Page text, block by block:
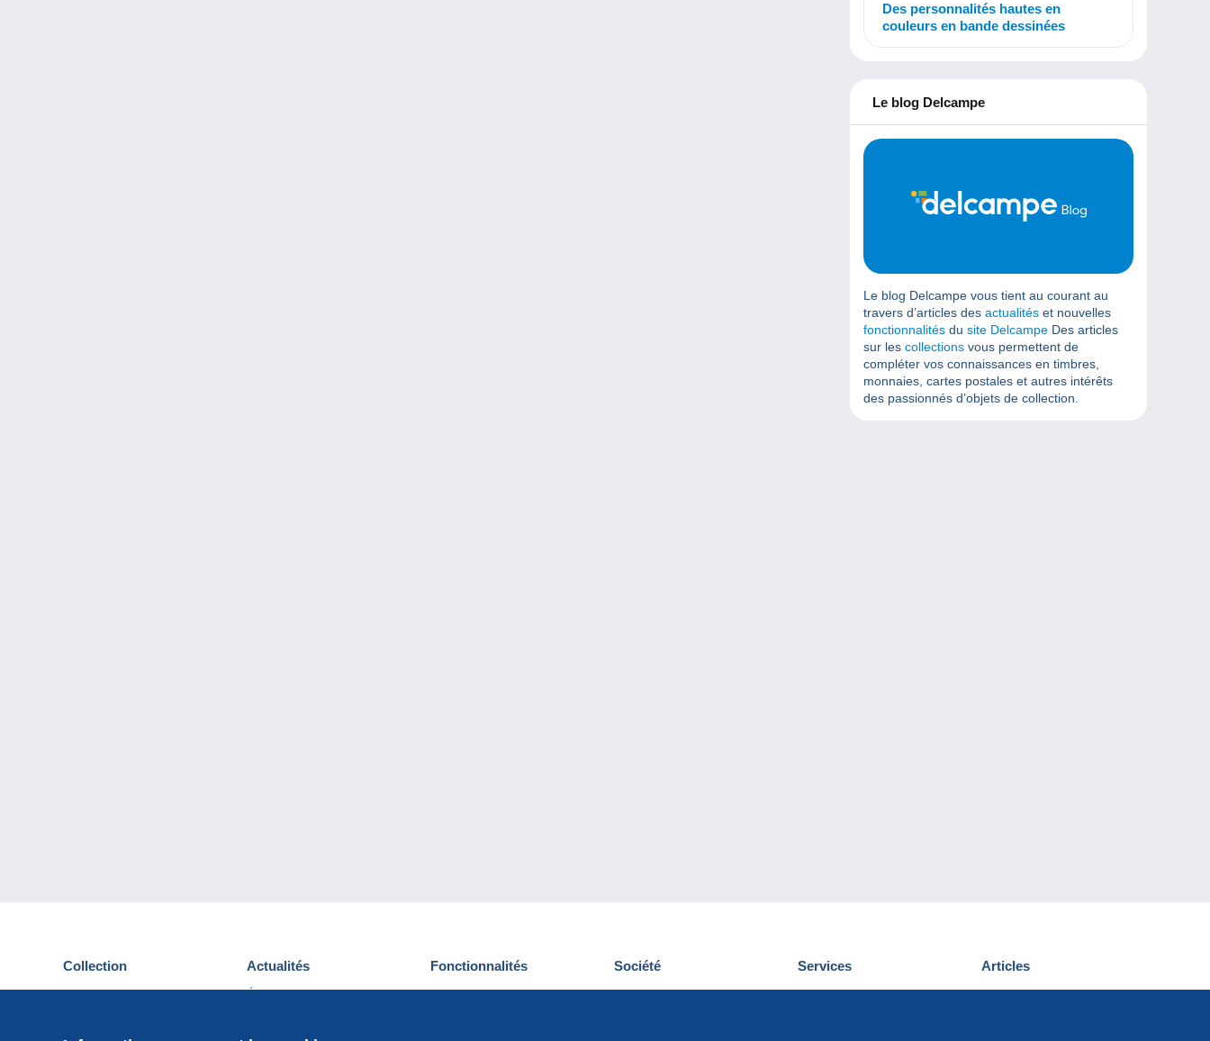
Des personnalités hautes en
couleurs en bande dessinées
Le blog Delcampe
Le blog Delcampe vous tient au courant au
travers d’articles des actualités et nouvelles
fonctionnalités du site Delcampe Des articles
sur les collections vous permettent de
compléter vos connaissances en timbres,
monnaies, cartes postales et autres intérêts
des passionnés d’objets de collection.
Collection
Cartes postales
Actualités
Événements Delcampe
Fonctionnalités
Nouveautés
Société
Qui sommes-nous
Services
Découvrir Delcampe
Articles